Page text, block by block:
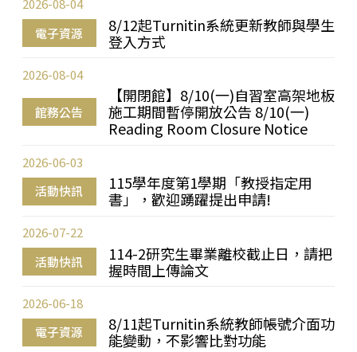
電子資源
8/12起Turnitin系統更新教師與學生
登入方式
2026-08-04
館務公告
【開閉館】8/10(一)自習室高架地板
施工期間暫停開放公告 8/10(一)
Reading Room Closure Notice
2026-08-04
活動快訊
115學年度第1學期「教授指定用
書」，歡迎踴躍提出申請!
2026-06-03
活動快訊
114-2研究生畢業離校截止日，請把
握時間上傳論文
2026-07-22
電子資源
8/11起Turnitin系統教師帳號介面功
能變動，不影響比對功能
2026-06-18